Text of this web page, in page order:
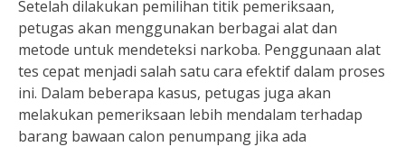
Setelah dilakukan pemilihan titik pemeriksaan,
petugas akan menggunakan berbagai alat dan
metode untuk mendeteksi narkoba. Penggunaan alat
tes cepat menjadi salah satu cara efektif dalam proses
ini. Dalam beberapa kasus, petugas juga akan
melakukan pemeriksaan lebih mendalam terhadap
barang bawaan calon penumpang jika ada